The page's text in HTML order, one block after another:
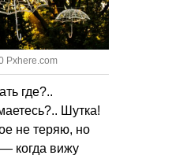
Pxhere.com
где?..
Шутка!
не теряю, но
когда вижу